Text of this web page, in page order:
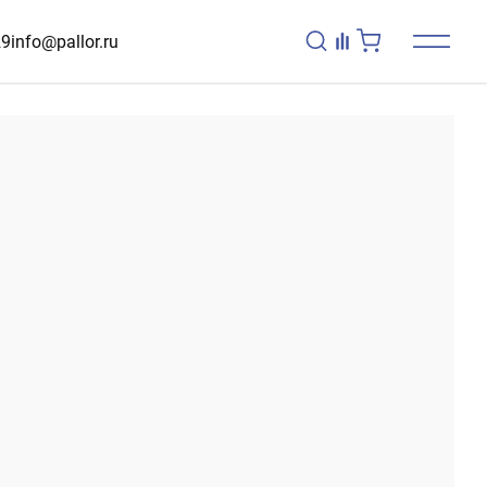
info@pallor.ru